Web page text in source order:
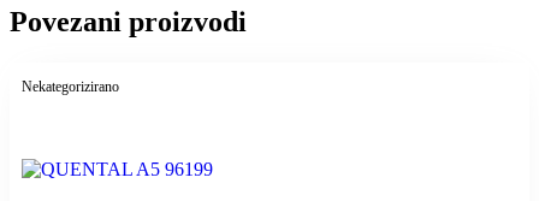
Povezani proizvodi
Nekategorizirano